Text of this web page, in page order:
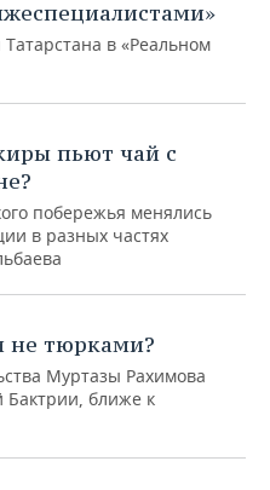
в «Реальном
пьют чай с
побережья менялись
в разных частях
не тюрками?
Муртазы Рахимова
Бактрии, ближе к